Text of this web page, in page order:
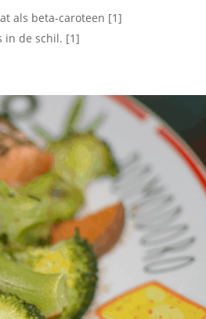
als beta-caroteen [1]
in de schil. [1]